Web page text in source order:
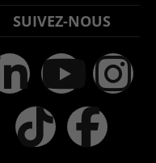
SUIVEZ-NOUS